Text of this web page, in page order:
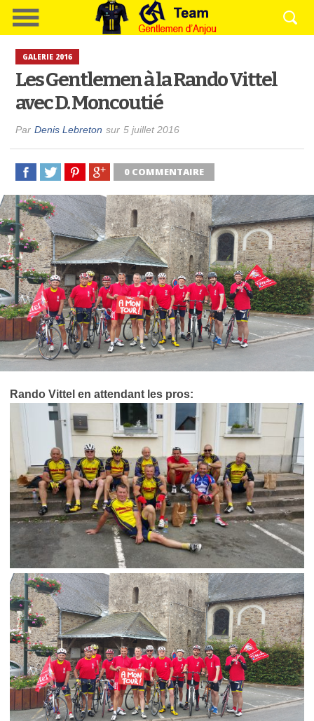
GALERIE 2016
Les Gentlemen à la Rando Vittel
avec D. Moncoutié
Par Denis Lebreton sur 5 juillet 2016
0 COMMENTAIRE
Rando Vittel en attendant les pros: